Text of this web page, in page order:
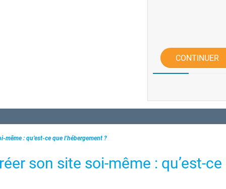
CONTINUER
même : qu’est-ce que l’hébergement ?
son site soi-même : qu’est-ce